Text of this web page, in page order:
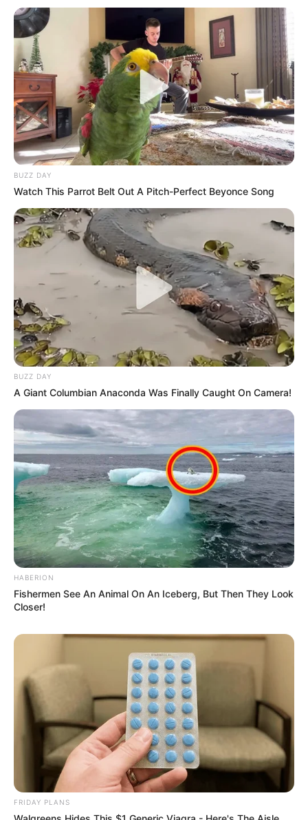
BUZZ DAY
Watch This Parrot Belt Out A Pitch-Perfect Beyonce Song
BUZZ DAY
A Giant Columbian Anaconda Was Finally Caught On Camera!
HABERION
Fishermen See An Animal On An Iceberg, But Then They Look
Closer!
FRIDAY PLANS